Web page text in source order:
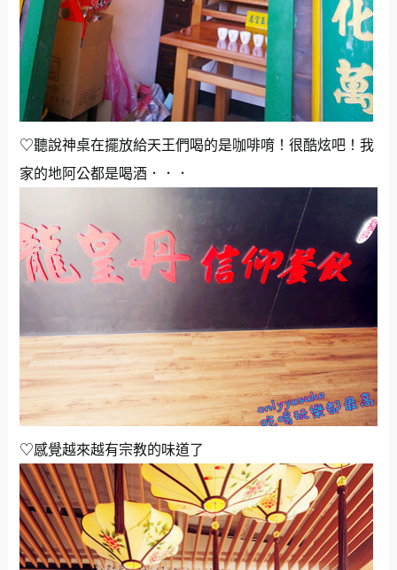
♡聽說神桌在擺放給天王們喝的是咖啡唷！很酷炫吧！我
家的地阿公都是喝酒．．．
♡感覺越來越有宗教的味道了